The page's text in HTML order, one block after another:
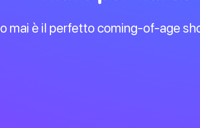
mai è il perfetto coming-of-age